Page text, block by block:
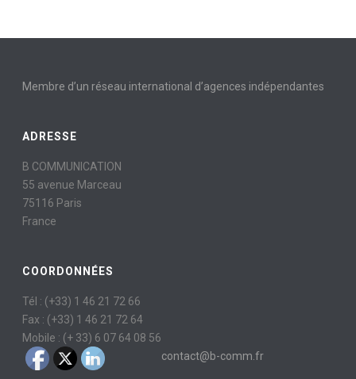
Membre d’un réseau international d’agences indépendantes
ADRESSE
B COMMUNICATION
55 avenue Marceau
75116 Paris
France
COORDONNÉES
Tél : (+33) 1 46 21 72 66
Fax : (+33) 1 46 21 72 64
Mobile : (+ 33) 6 07 64 08 56
contact@b-comm.fr